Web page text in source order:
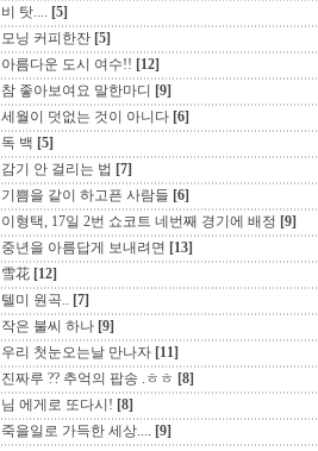
비 탓.... [5]
모닝 커피한잔 [5]
아름다운 도시 여수!! [12]
참 좋아보여요 말한마디 [9]
세월이 덧없는 것이 아니다 [6]
독 백 [5]
감기 안 걸리는 법 [7]
기쁨을 같이 하고픈 사람들 [6]
이형택, 17일 2번 쇼코트 네번째 경기에 배정 [9]
중년을 아름답게 보내려면 [13]
雪花 [12]
텔미 원곡.. [7]
작은 불씨 하나 [9]
우리 첫눈오는날 만나자 [11]
진짜루 ?? 추억의 팝송 .ㅎㅎ [8]
님 에게로 또다시! [8]
죽을일로 가득한 세상.... [9]